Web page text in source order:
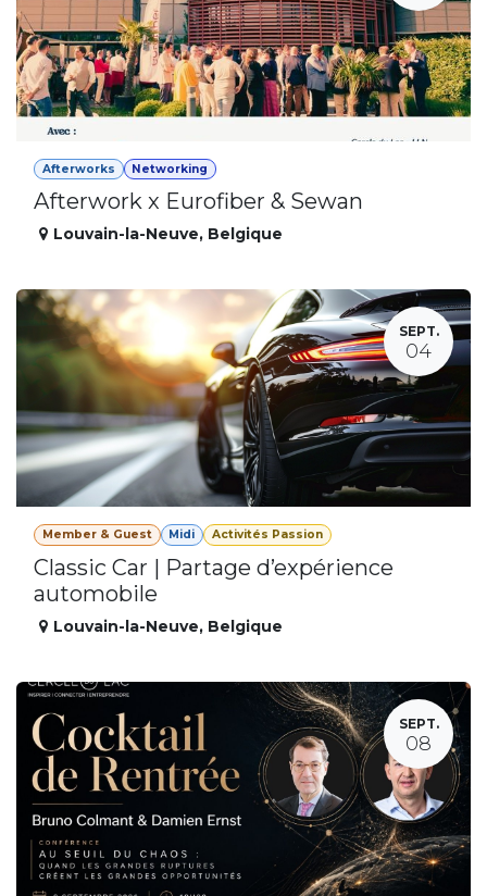
Afterworks Networking
Afterwork x Eurofiber & Sewan
Louvain-la-Neuve, Belgique
SEPT.
04
Member & Guest Midi Activités Passion
Classic Car | Partage d’expérience
automobile
Louvain-la-Neuve, Belgique
SEPT.
08